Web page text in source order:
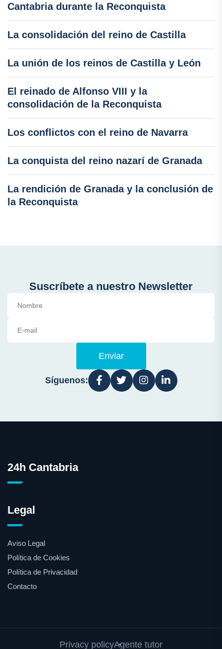
Cantabria durante la Reconquista
La consolidación del reino de Castilla
La unión de los reinos de Castilla y León
El reinado de Alfonso VIII y la
consolidación de la Reconquista
Los conflictos con el reino de Navarra
La conquista del reino nazarí de Granada
La rendición de Granada y la conclusión de
la Reconquista
Suscríbete a nuestro Newsletter
Enviar
Síguenos:
24h Cantabria
Legal
Aviso Legal
Política de Cookies
Política de Privacidad
Contacto
Privacy policyAgente tutor